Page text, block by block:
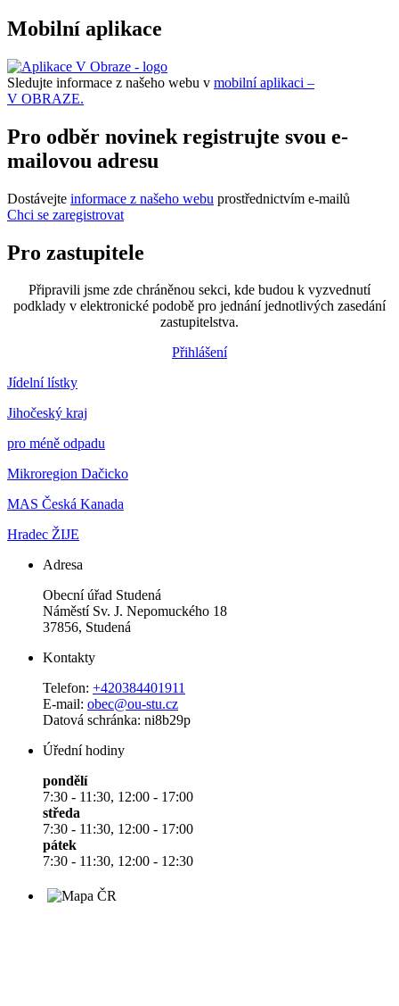
Mobilní aplikace
Sledujte informace z našeho webu v mobilní aplikaci –
V OBRAZE.
Pro odběr novinek registrujte svou e-
mailovou adresu
Dostávejte informace z našeho webu prostřednictvím e-mailů
Chci se zaregistrovat
Pro zastupitele
Připravili jsme zde chráněnou sekci, kde budou k vyzvednutí
podklady v elektronické podobě pro jednání jednotlivých zasedání
zastupitelstva.
Přihlášení
Jídelní lístky
Jihočeský kraj
pro méně odpadu
Mikroregion Dačicko
MAS Česká Kanada
Hradec ŽIJE
Adresa
Obecní úřad Studená
Náměstí Sv. J. Nepomuckého 18
37856, Studená
Kontakty
Telefon: +420384401911
E-mail: obec@ou-stu.cz
Datová schránka: ni8b29p
Úřední hodiny
pondělí
7:30 - 11:30, 12:00 - 17:00
středa
7:30 - 11:30, 12:00 - 17:00
pátek
7:30 - 11:30, 12:00 - 12:30